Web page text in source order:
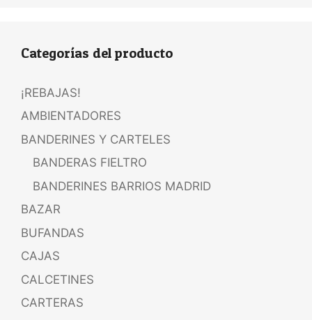
Categorías del producto
¡REBAJAS!
AMBIENTADORES
BANDERINES Y CARTELES
BANDERAS FIELTRO
BANDERINES BARRIOS MADRID
BAZAR
BUFANDAS
CAJAS
CALCETINES
CARTERAS